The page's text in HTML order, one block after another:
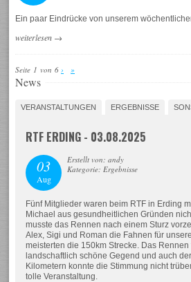
Ein paar Eindrücke von unserem
weiterlesen →
Seite 1 von 6 › »
News
VERANSTALTUNGEN ERGEBNISSE
RTF ERDING - 03.08.2025
03
Aug
Erstellt von: andy
Kategorie: Ergebnisse
Fünf Mitglieder waren beim RTF in Erding
Michael aus gesundheitlichen Gründen
musste das Rennen nach einem Sturz
Alex, Sigi und Roman die Fahnen für
meisterten die 150km Strecke. Das
landschaftlich schöne Gegend und auch
Kilometern konnte die Stimmung nicht
tolle Veranstaltung.